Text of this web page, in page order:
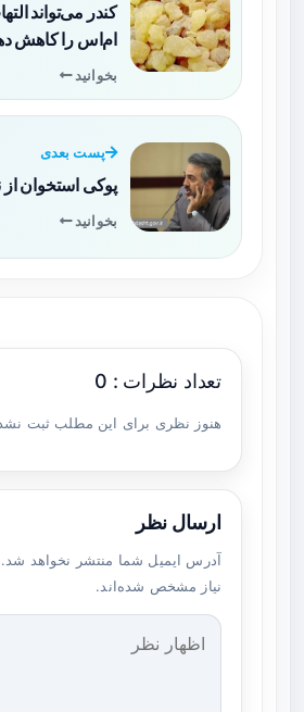
کندر می‌تواند
ام‌اس را کاهش
بخوانید
پست بعدی
پوکی استخوان
بخوانید
تعداد نظرات : 0
هنوز نظری برای این مطلب ثبت
ارسال نظر
آدرس ایمیل شما منتشر نخواهد شد.
نیاز مشخص شده‌اند.